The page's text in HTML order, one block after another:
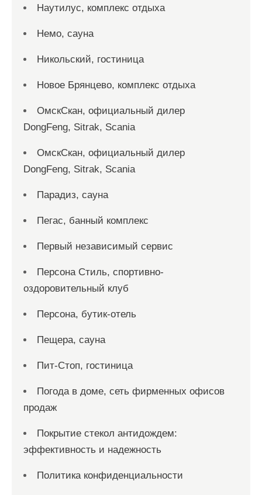
Наутилус, комплекс отдыха
Немо, сауна
Никольский, гостиница
Новое Брянцево, комплекс отдыха
ОмскСкан, официальный дилер
DongFeng, Sitrak, Scania
ОмскСкан, официальный дилер
DongFeng, Sitrak, Scania
Парадиз, сауна
Пегас, банный комплекс
Первый независимый сервис
Персона Стиль, спортивно-
оздоровительный клуб
Персона, бутик-отель
Пещера, сауна
Пит-Стоп, гостиница
Погода в доме, сеть фирменных офисов
продаж
Покрытие стекол антидождем:
эффективность и надежность
Политика конфиденциальности